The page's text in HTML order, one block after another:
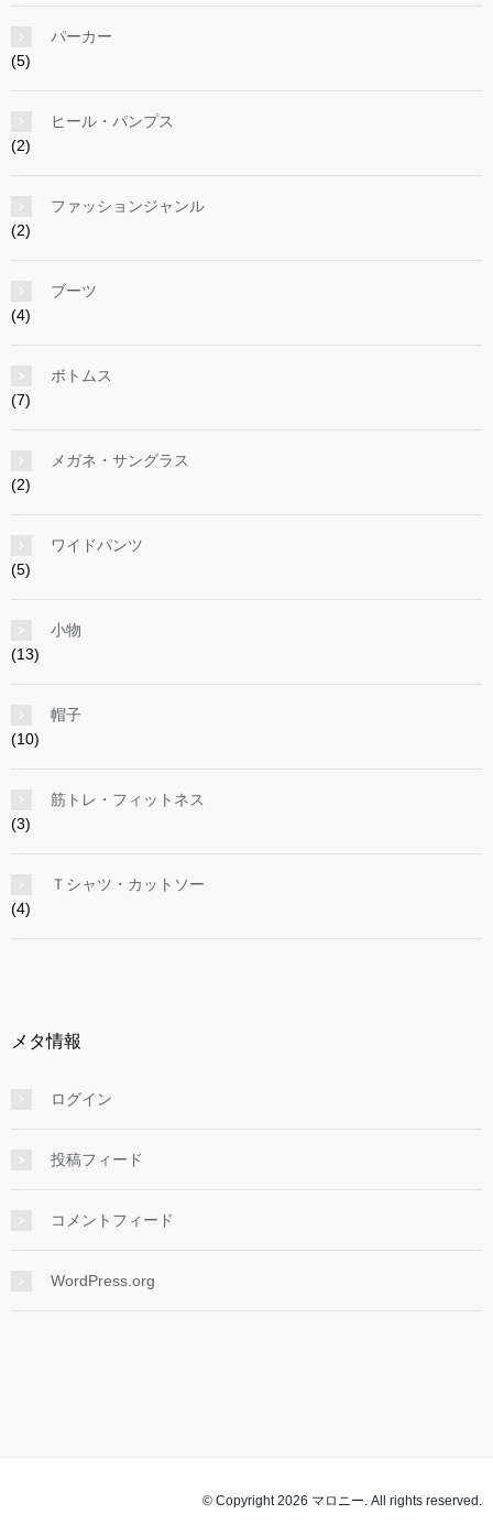
パーカー
(5)
ヒール・パンプス
(2)
ファッションジャンル
(2)
ブーツ
(4)
ボトムス
(7)
メガネ・サングラス
(2)
ワイドパンツ
(5)
小物
(13)
帽子
(10)
筋トレ・フィットネス
(3)
Ｔシャツ・カットソー
(4)
メタ情報
ログイン
投稿フィード
コメントフィード
WordPress.org
© Copyright 2026 マロニー. All rights reserved.